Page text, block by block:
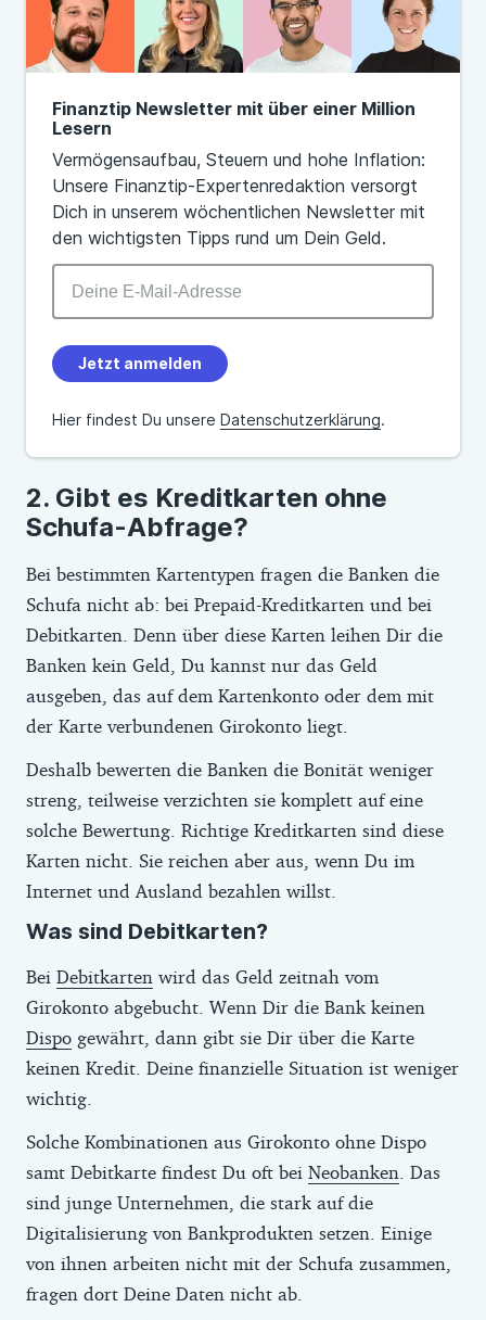
Finanztip Newsletter mit über einer Million
Lesern
Vermögensaufbau, Steuern und hohe Inflation:
Unsere Finanztip-Expertenredaktion versorgt
Dich in unserem wöchentlichen Newsletter mit
den wichtigsten Tipps rund um Dein Geld.
Jetzt anmelden
Hier findest Du unsere Datenschutzerklärung.
Gibt es Kreditkarten ohne
Schufa-Abfrage?
Bei bestimmten Kartentypen fragen die Banken die
Schufa nicht ab: bei Prepaid-Kreditkarten und bei
Debitkarten. Denn über diese Karten leihen Dir die
Banken kein Geld, Du kannst nur das Geld
ausgeben, das auf dem Kartenkonto oder dem mit
der Karte verbundenen Girokonto liegt.
Deshalb bewerten die Banken die Bonität weniger
streng, teilweise verzichten sie komplett auf eine
solche Bewertung. Richtige Kreditkarten sind diese
Karten nicht. Sie reichen aber aus, wenn Du im
Internet und Ausland bezahlen willst.
Was sind Debitkarten?
Bei Debitkarten wird das Geld zeitnah vom
Girokonto abgebucht. Wenn Dir die Bank keinen
Dispo gewährt, dann gibt sie Dir über die Karte
keinen Kredit. Deine finanzielle Situation ist weniger
wichtig.
Solche Kombinationen aus Girokonto ohne Dispo
samt Debitkarte findest Du oft bei Neobanken . Das
sind junge Unternehmen, die stark auf die
Digitalisierung von Bankprodukten setzen. Einige
von ihnen arbeiten nicht mit der Schufa zusammen,
fragen dort Deine Daten nicht ab.